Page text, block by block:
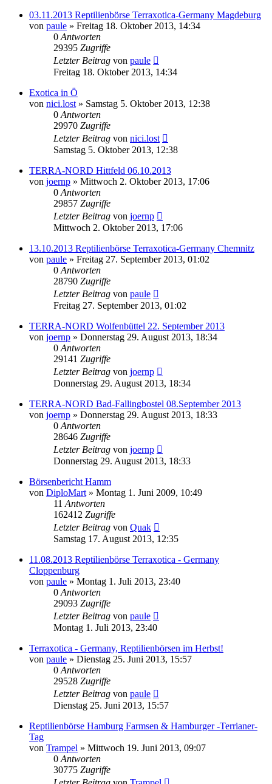
03.11.2013 Reptilienbörse Terraxotica-Germany Magdeburg
von paule » Freitag 18. Oktober 2013, 14:34
0 Antworten
29395 Zugriffe
Letzter Beitrag von paule
Freitag 18. Oktober 2013, 14:34
Exotica in Ö
von nici.lost » Samstag 5. Oktober 2013, 12:38
0 Antworten
29970 Zugriffe
Letzter Beitrag von nici.lost
Samstag 5. Oktober 2013, 12:38
TERRA-NORD Hittfeld 06.10.2013
von joernp » Mittwoch 2. Oktober 2013, 17:06
0 Antworten
29857 Zugriffe
Letzter Beitrag von joernp
Mittwoch 2. Oktober 2013, 17:06
13.10.2013 Reptilienbörse Terraxotica-Germany Chemnitz
von paule » Freitag 27. September 2013, 01:02
0 Antworten
28790 Zugriffe
Letzter Beitrag von paule
Freitag 27. September 2013, 01:02
TERRA-NORD Wolfenbüttel 22. September 2013
von joernp » Donnerstag 29. August 2013, 18:34
0 Antworten
29141 Zugriffe
Letzter Beitrag von joernp
Donnerstag 29. August 2013, 18:34
TERRA-NORD Bad-Fallingbostel 08.September 2013
von joernp » Donnerstag 29. August 2013, 18:33
0 Antworten
28646 Zugriffe
Letzter Beitrag von joernp
Donnerstag 29. August 2013, 18:33
Börsenbericht Hamm
von DiploMart » Montag 1. Juni 2009, 10:49
11 Antworten
162412 Zugriffe
Letzter Beitrag von Quak
Samstag 17. August 2013, 12:35
11.08.2013 Reptilienbörse Terraxotica - Germany
Cloppenburg
von paule » Montag 1. Juli 2013, 23:40
0 Antworten
29093 Zugriffe
Letzter Beitrag von paule
Montag 1. Juli 2013, 23:40
Terraxotica - Germany, Reptilienbörsen im Herbst!
von paule » Dienstag 25. Juni 2013, 15:57
0 Antworten
29528 Zugriffe
Letzter Beitrag von paule
Dienstag 25. Juni 2013, 15:57
Reptilienbörse Hamburg Farmsen & Hamburger -Terrianer-
Tag
von Trampel » Mittwoch 19. Juni 2013, 09:07
0 Antworten
30775 Zugriffe